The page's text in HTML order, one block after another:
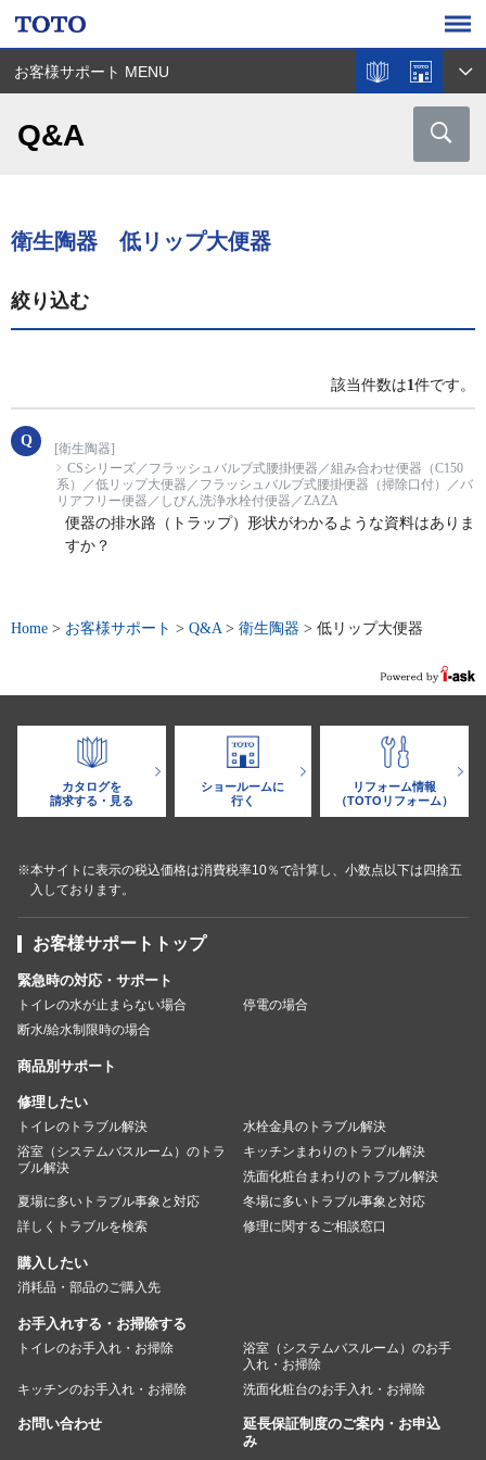
お客様サポート MENU
Q&A
衛生陶器 低リップ大便器
絞り込む
該当件数は1件です。
[衛生陶器]
CSシリーズ／フラッシュバルブ式腰掛便器／組み合わせ便器（C150
系）／低リップ大便器／フラッシュバルブ式腰掛便器（掃除口付）／バ
リアフリー便器／しびん洗浄水栓付便器／ZAZA
便器の排水路（トラップ）形状がわかるような資料はありま
すか？
Home > お客様サポート > Q&A> 衛生陶器 > 低リップ大便器
カタログを
請求する・見る
ショールームに
行く
リフォーム情報
（TOTOリフォーム）
※本サイトに表示の税込価格は消費税率10％で計算し、小数点以下は四捨五
入しております。
お客様サポートトップ
緊急時の対応・サポート
トイレの水が止まらない場合
停電の場合
断水/給水制限時の場合
商品別サポート
修理したい
トイレのトラブル解決
水栓金具のトラブル解決
浴室（システムバスルーム）のトラ
ブル解決
キッチンまわりのトラブル解決
洗面化粧台まわりのトラブル解決
夏場に多いトラブル事象と対応
冬場に多いトラブル事象と対応
詳しくトラブルを検索
修理に関するご相談窓口
購入したい
消耗品・部品のご購入先
お手入れする・お掃除する
トイレのお手入れ・お掃除
浴室（システムバスルーム）のお手
入れ・お掃除
キッチンのお手入れ・お掃除
洗面化粧台のお手入れ・お掃除
お問い合わせ
延長保証制度のご案内・お申込
み